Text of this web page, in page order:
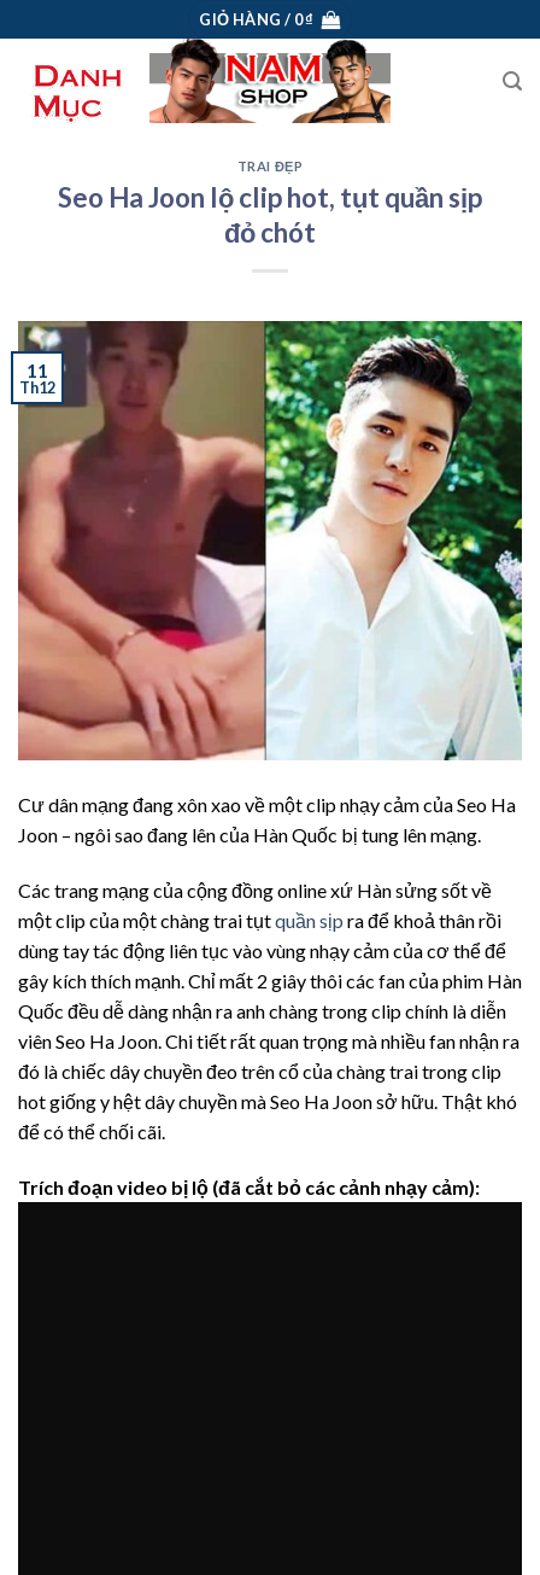
to
content
GIỎ HÀNG / 0₫
TRAI ĐẸP
Seo Ha Joon lộ clip hot, tụt quần sịp
đỏ chót
11
Th12
Cư dân mạng đang xôn xao về một clip nhạy cảm của Seo Ha
Joon – ngôi sao đang lên của Hàn Quốc bị tung lên mạng.
Các trang mạng của cộng đồng online xứ Hàn sửng sốt về
một clip của một chàng trai tụtquần sịp ra để khoả thân rồi
dùng tay tác động liên tục vào vùng nhạy cảm của cơ thể để
gây kích thích mạnh. Chỉ mất 2 giây thôi các fan của phim Hàn
Quốc đều dễ dàng nhận ra anh chàng trong clip chính là diễn
viên Seo Ha Joon. Chi tiết rất quan trọng mà nhiều fan nhận ra
đó là chiếc dây chuyền đeo trên cổ của chàng trai trong clip
hot giống y hệt dây chuyền mà Seo Ha Joon sở hữu. Thật khó
để có thể chối cãi.
Trích đoạn video bị lộ (đã cắt bỏ các cảnh nhạy cảm):